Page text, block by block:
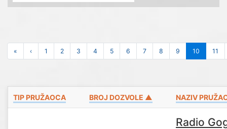
« ‹ 1 2 3 4 5 6 7 8 9 10 11
TIP PRUŽAOCA BROJ DOZVOLE ▲ NAZIV
Radio